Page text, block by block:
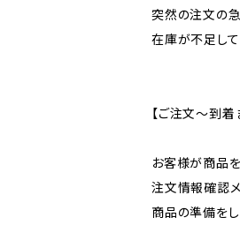
突然の注文の
在庫が不足して
【ご注文～到着
お客様が商品を
注文情報確認メ
商品の準備をし